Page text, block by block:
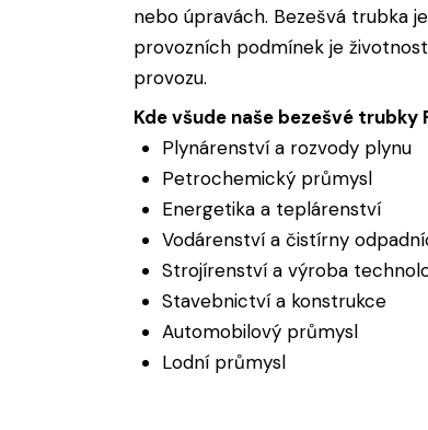
nebo úpravách. Bezešvá trubka
provozních podmínek je
provozu.
Kde všude naše bezešvé trubky
Plynárenství a rozvody plynu
Petrochemický průmysl
Energetika a teplárenství
Vodárenství a čistírny
Strojírenství a výroba
Stavebnictví a konstrukce
Automobilový průmysl
Lodní průmysl